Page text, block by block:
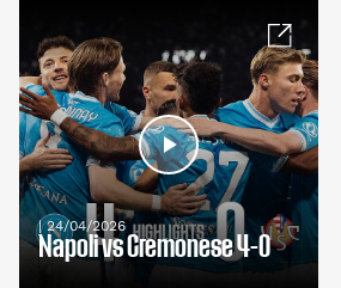
| 24/04/2026
Napoli vs Cremonese 4-0